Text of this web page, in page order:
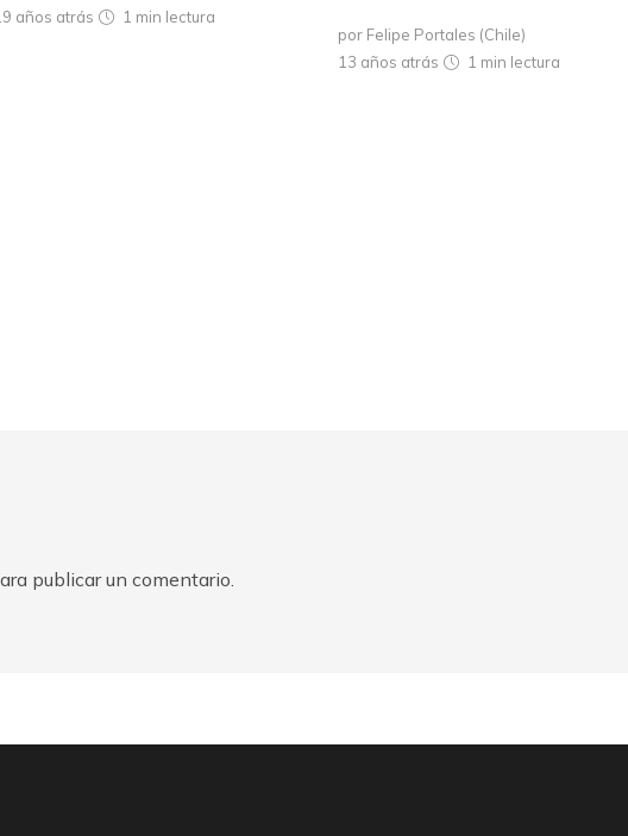
años atrás
1 min lectura
por Felipe Portales (Chile)
13 años atrás
1 min lectura
publicar un comentario.